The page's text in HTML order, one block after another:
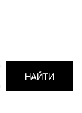
НАЙТИ